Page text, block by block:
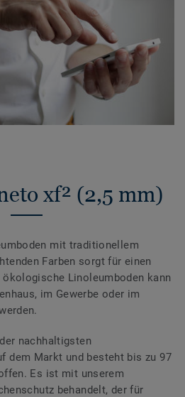
xf² (2,5 mm)
mit traditionellem
Farben sorgt für einen
Linoleumboden kann
im Gewerbe oder im
nachhaltigsten
dem Markt und besteht bis zu 97
Es ist mit unserem
behandelt, der für